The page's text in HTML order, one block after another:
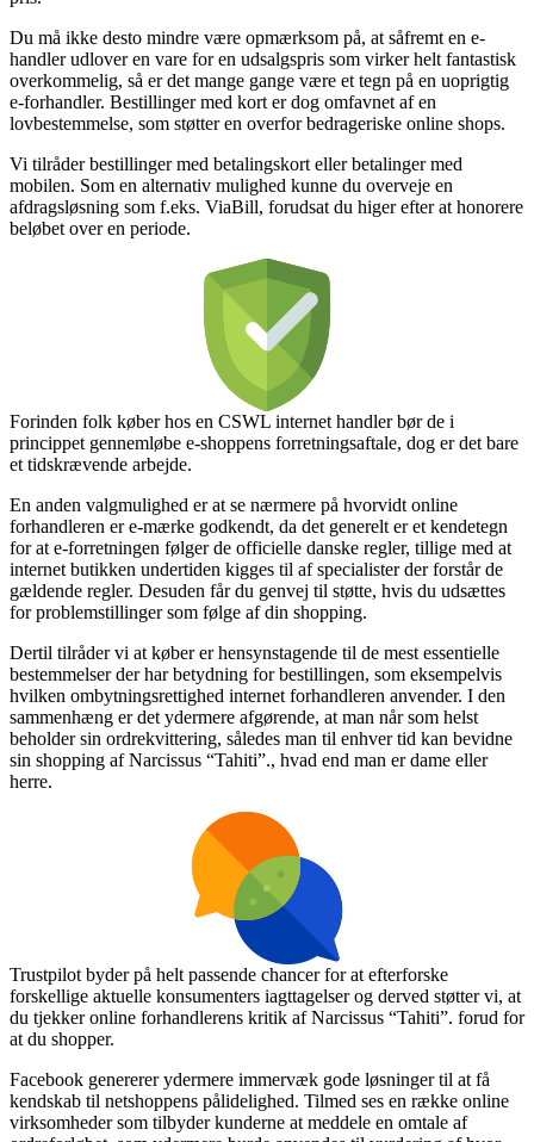
Du må ikke desto mindre være opmærksom på, at såfremt en e-
handler udlover en vare for en udsalgspris som virker helt fantastisk
overkommelig, så er det mange gange være et tegn på en uoprigtig
e-forhandler. Bestillinger med kort er dog omfavnet af en
lovbestemmelse, som støtter en overfor bedrageriske online shops.
Vi tilråder bestillinger med betalingskort eller betalinger med
mobilen. Som en alternativ mulighed kunne du overveje en
afdragsløsning som f.eks. ViaBill, forudsat du higer efter at honorere
beløbet over en periode.
Forinden folk køber hos en CSWL internet handler bør de i
princippet gennemløbe e-shoppens forretningsaftale, dog er det bare
et tidskrævende arbejde.
En anden valgmulighed er at se nærmere på hvorvidt online
forhandleren er e-mærke godkendt, da det generelt er et kendetegn
for at e-forretningen følger de officielle danske regler, tillige med at
internet butikken undertiden kigges til af specialister der forstår de
gældende regler. Desuden får du genvej til støtte, hvis du udsættes
for problemstillinger som følge af din shopping.
Dertil tilråder vi at køber er hensynstagende til de mest essentielle
bestemmelser der har betydning for bestillingen, som eksempelvis
hvilken ombytningsrettighed internet forhandleren anvender. I den
sammenhæng er det ydermere afgørende, at man når som helst
beholder sin ordrekvittering, således man til enhver tid kan bevidne
sin shopping af Narcissus “Tahiti”., hvad end man er dame eller
herre.
Trustpilot byder på helt passende chancer for at efterforske
forskellige aktuelle konsumenters iagttagelser og derved støtter vi, at
du tjekker online forhandlerens kritik af Narcissus “Tahiti”. forud for
at du shopper.
Facebook genererer ydermere immervæk gode løsninger til at få
kendskab til netshoppens pålidelighed. Tilmed ses en række online
virksomheder som tilbyder kunderne at meddele en omtale af